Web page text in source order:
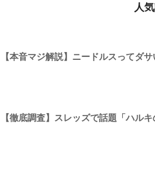
人
【本音マジ解説】ニードルスってダ
【徹底調査】スレッズで話題「ハル